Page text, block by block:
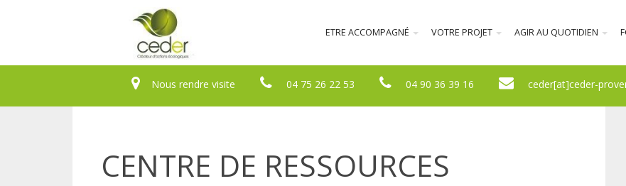
ETRE ACCOMPAGNÉ VOTRE PROJET AGIR AU QUOTIDIEN
Nous rendre visite 04 75 26 22 53 04 90 36 39 16 ceder[at]ceder-
CENTRE DE RESSOURCES